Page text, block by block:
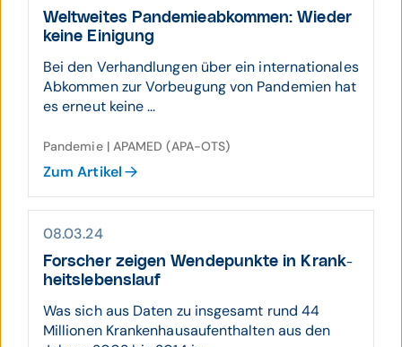
Welt­weites Pandemie­ab­kom­men: Wieder
keine Einigung
Bei den Verhandlungen über ein internationales
Abkommen zur Vorbeugung von Pandemien hat
es erneut keine ...
Pandemie | APAMED (APA-OTS)
Zum Artikel
08.03.24
Forscher zeigen Wende­punkte in Krank­
heits­lebens­lauf
Was sich aus Daten zu insgesamt rund 44
Millionen Krankenhausaufenthalten aus den